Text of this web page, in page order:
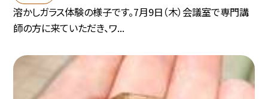
溶かしガラス体験の様子です。7月9日（木）会議室で専門講
師の方に来ていただき、ワ...